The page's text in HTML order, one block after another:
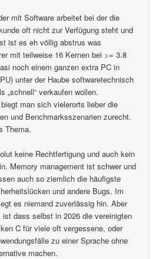
mit Software arbeitet bei der die
oft nicht zur Verfügung steht und
ist es eh völlig abstrus was
mit teilweise 16 Kernen bei >= 3.8
noch einem ganzen extra PC in
unter der Haube softwaretechnisch
„schnell“ verkaufen wollen.
man sich vielerorts lieber die
und Benchmarksszenarien zurecht.
Thema.
keine Rechtfertigung und auch kein
Memory management ist schwer und
auch so ziemlich die häufigste
und andere Bugs. Im
es niemand zuverlässig hin. Aber
ist dass selbst in 2026 die vereinigten
C für viele oft vergessene, oder
zu einer Sprache ohne
machen.